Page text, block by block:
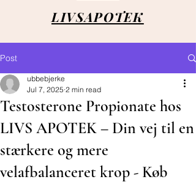
LIVSAPOTEK
Post
Testosterone Propionate hos
LIVS APOTEK – Din vej til en
stærkere og mere
velafbalanceret krop - Køb
ubbebjerke
Jul 7, 2025 2 min read